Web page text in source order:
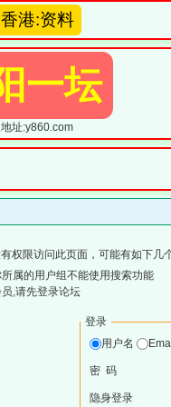
香港:资料
一坛
址:y860.com
权限访问此页面，可能有如下几
属的用户组不能使用搜索功能
,请先登录论坛
登录
用户名
密 码
隐身登录